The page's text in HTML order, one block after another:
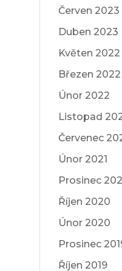
Červen 2023
Duben 2023
Květen 2022
Březen 2022
Únor 2022
Listopad
Červenec
Únor 2021
Prosinec
Říjen 2020
Únor 2020
Prosinec
Říjen 2019